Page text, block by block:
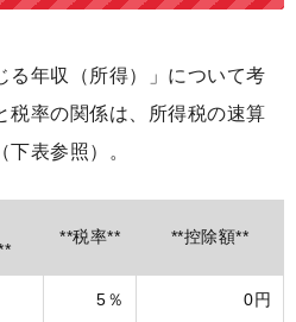
る年収（所得）」について考
税率の関係は、所得税の速算
表参照）。
**税率** **控除額**
5％ 0円